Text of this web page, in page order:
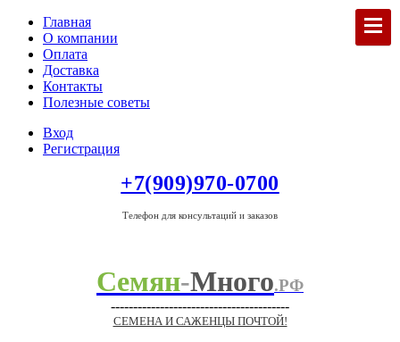
Главная
О компании
Оплата
Доставка
Контакты
Полезные советы
Вход
Регистрация
+7(909)970-0700
Телефон для консультаций и заказов
Семян-Много.РФ
----------------------------------------
СЕМЕНА И САЖЕНЦЫ ПОЧТОЙ!